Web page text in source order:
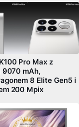
Pro Max z
9070 mAh,
8 Elite Gen5 i
200 Mpix